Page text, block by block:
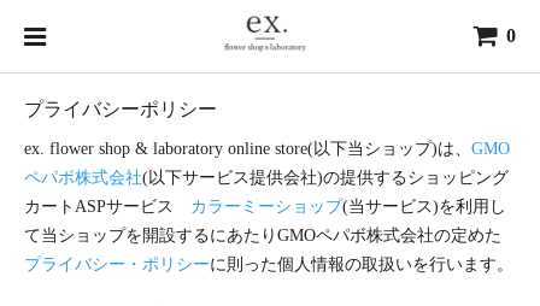
0
プライバシーポリシー
ex. flower shop & laboratory online store(以下当ショップ)は、 GMO
ペパボ株式会社(以下サービス提供会社)の提供するショッピング
カートASPサービス カラーミーショップ(当サービス)を利用し
て当ショップを開設するにあたりGMOペパボ株式会社の定めた
プライバシー・ポリシーに則った個人情報の取扱いを行います。